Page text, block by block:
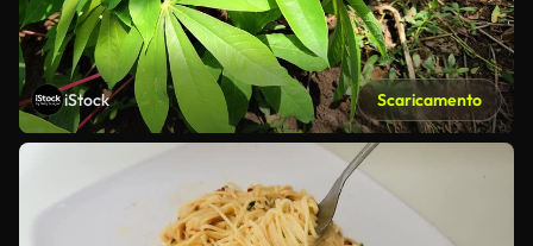
iStock Scaricamento